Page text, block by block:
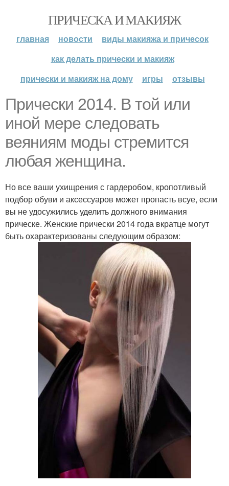
ПРИЧЕСКА И МАКИЯЖ
главная новости
виды макияжа и причесок
как делать прически и макияж
прически и макияж на дому
игры отзывы
Прически 2014. В той или
иной мере следовать
веяниям моды стремится
любая женщина.
Но все ваши ухищрения с гардеробом, кропотливый
подбор обуви и аксессуаров может пропасть всуе, если
вы не удосужились уделить должного внимания
прическе. Женские прически 2014 года вкратце могут
быть охарактеризованы следующим образом: